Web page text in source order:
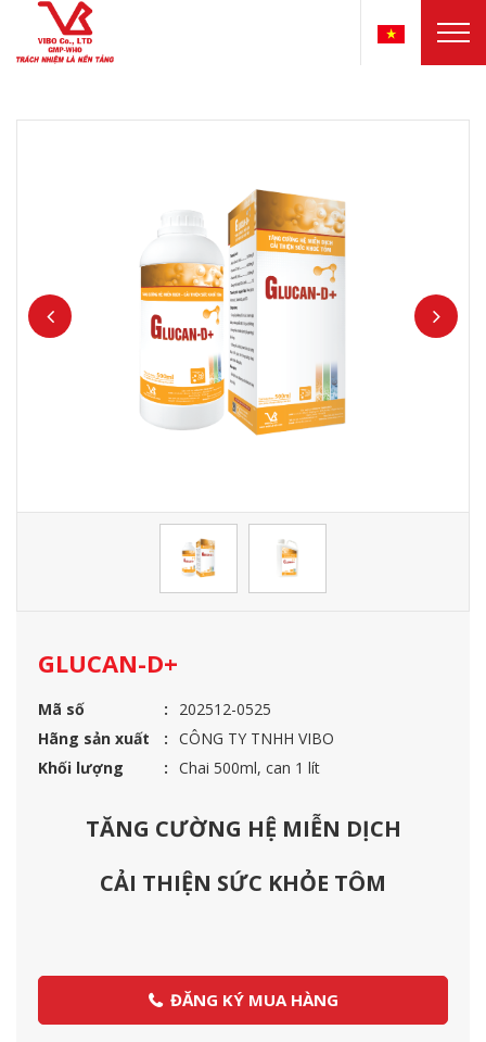
GLUCAN-D+
Mã số
202512-0525
Hãng sản xuất
CÔNG TY TNHH VIBO
Khối lượng
Chai 500ml, can 1 lít
TĂNG CƯỜNG HỆ MIỄN DỊCH
CẢI THIỆN SỨC KHỎE TÔM
ĐĂNG KÝ MUA HÀNG